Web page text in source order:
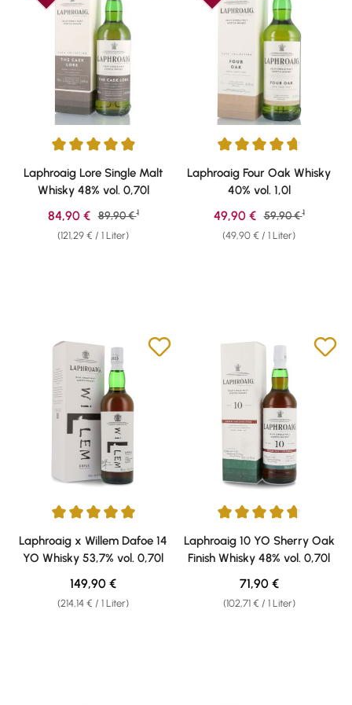
Durchschnittliche Bewertung von 4.91 von 5 Sternen
Laphroaig Lore Single Malt
Whisky 48% vol. 0,70l
(121,29 € / 1 Liter)
Verkaufspreis:
84,90 € Regulärer Preis:
89,90 € 1
Durchschnittliche Bewertung
Laphroaig Four Oak Whisky
40% vol. 1,0l
(49,90 € / 1 Liter)
Verkaufspreis:
49,90 € Regulärer Preis:
59,90 € 1
Durchschnittliche Bewertung von 5 von 5 Sternen
Laphroaig x Willem Dafoe 14
YO Whisky 53,7% vol. 0,70l
(214,14 € / 1 Liter)
Regulärer Preis:
149,90 €
Durchschnittliche Bewertung
Laphroaig 10 YO Sherry Oak
Finish Whisky 48% vol. 0,70l
(102,71 € / 1 Liter)
Regulärer Preis:
71,90 €